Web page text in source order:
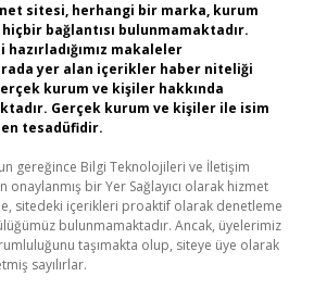
sitesi, herhangi bir marka, kurum
bağlantısı bulunmamaktadır.
makaleler
yer alan içerikler haber niteliği
kurum ve kişiler hakkında
Gerçek kurum ve kişiler ile isim
tesadüfidir.
gereğince Bilgi Teknolojileri ve İletişim
onaylanmış bir Yer Sağlayıcı olarak hizmet
sitedeki içerikleri proaktif olarak denetleme
bulunmamaktadır. Ancak, üyelerimiz
taşımakta olup, siteye üye olarak
sayılırlar.